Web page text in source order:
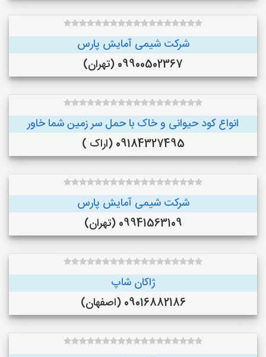
شرکت شیمی آمایش پارس
09900502367 (تهران)
انواع کود حیوانی و خاک با حمل سر زمین شما خاور
09184327495 (اراک )
شرکت شیمی آمایش پارس
09941563109 (تهران)
ژاکان شاپ
09016882186 (اصفهان)